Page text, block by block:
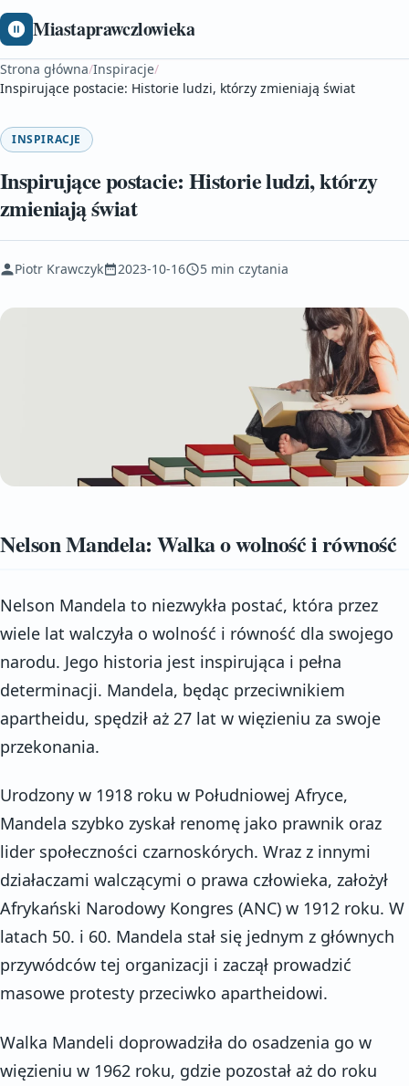
Miastaprawczlowieka
Strona główna/Inspiracje/
Inspirujące postacie: Historie ludzi, którzy zmieniają świat
INSPIRACJE
Inspirujące postacie: Historie ludzi, którzy
zmieniają świat
Piotr Krawczyk 2023-10-16 5 min czytania
Nelson Mandela: Walka o wolność i równość
Nelson Mandela to niezwykła postać, która przez
wiele lat walczyła o wolność i równość dla swojego
narodu. Jego historia jest inspirująca i pełna
determinacji. Mandela, będąc przeciwnikiem
apartheidu, spędził aż 27 lat w więzieniu za swoje
przekonania.
Urodzony w 1918 roku w Południowej Afryce,
Mandela szybko zyskał renomę jako prawnik oraz
lider społeczności czarnoskórych. Wraz z innymi
działaczami walczącymi o prawa człowieka, założył
Afrykański Narodowy Kongres (ANC) w 1912 roku. W
latach 50. i 60. Mandela stał się jednym z głównych
przywódców tej organizacji i zaczął prowadzić
masowe protesty przeciwko apartheidowi.
Walka Mandeli doprowadziła do osadzenia go w
więzieniu w 1962 roku, gdzie pozostał aż do roku